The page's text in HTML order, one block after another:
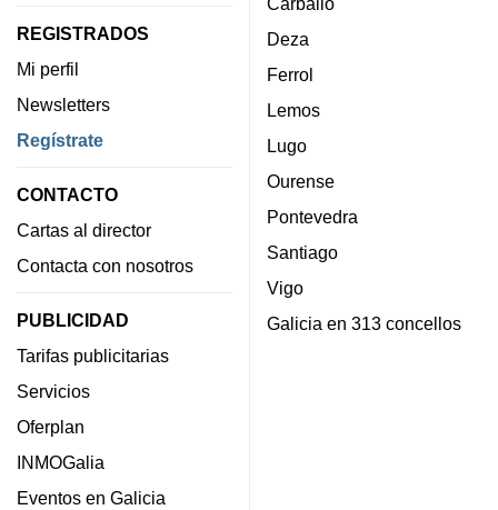
REGISTRADOS
Mi perfil
Newsletters
Regístrate
CONTACTO
Cartas al director
Contacta con nosotros
PUBLICIDAD
Tarifas publicitarias
Servicios
Oferplan
INMOGalia
Eventos en Galicia
Deza
Ferrol
Lemos
Lugo
Ourense
Pontevedra
Santiago
Vigo
Galicia en 313 concellos